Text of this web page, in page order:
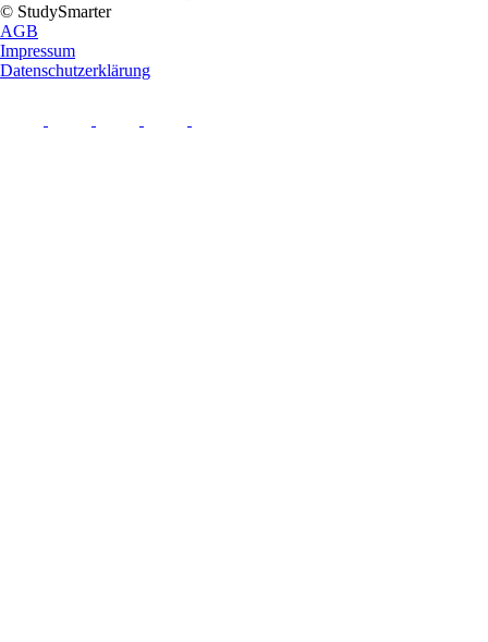
© StudySmarter
AGB
Impressum
Datenschutzerklärung